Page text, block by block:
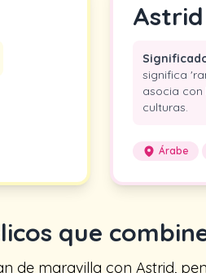
Astrid
significa
asocia
culturas.
Árabe
que
de maravilla con Astrid,